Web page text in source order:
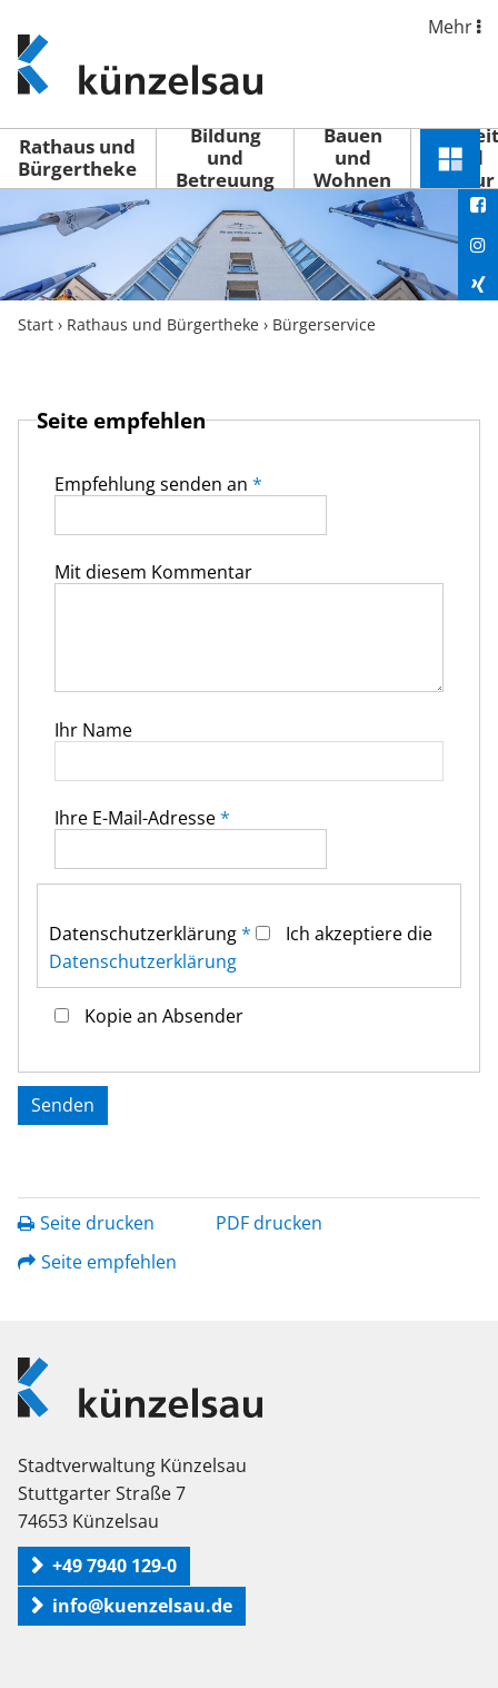
www.kuenzelsau.de
(zur
Startseite)
Mehr
Rathaus und
Bürgertheke
Bildung
und
Betreuung
Bauen
und
Wohnen
Freizeit
und
Kultur
Menü
Start › Rathaus und Bürgertheke › Bürgerservice
Seite empfehlen
Empfehlung senden an *
Mit diesem Kommentar
Ihr Name
Ihre E-Mail-Adresse*
Datenschutz­erklärung*
Ich akzeptiere die
Datenschutz­erklärung
Kopie an Absender
Seite drucken
PDF drucken
Seite empfehlen
Logo
Künzelsau
Stadtverwaltung Künzelsau
Stuttgarter Straße 7
74653 Künzelsau
+49 7940 129-0
info@kuenzelsau.de